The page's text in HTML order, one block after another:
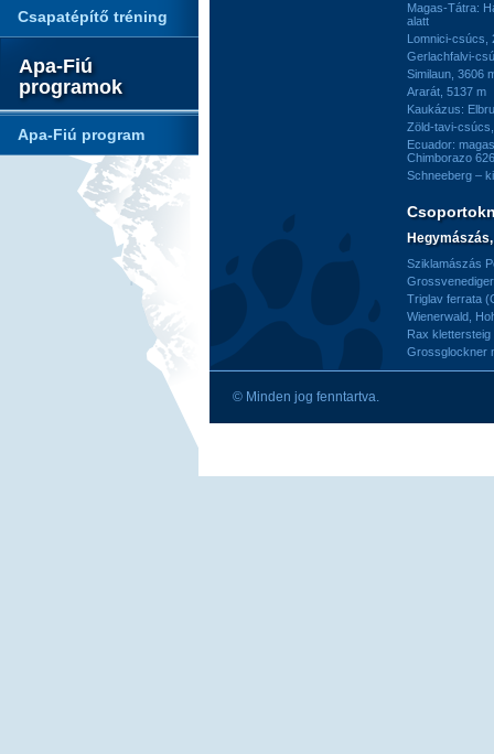
Csapatépítő tréning
Apa-Fiú
programok
Apa-Fiú program
Magas-Tátra:
alatt
Lomnici-csúcs,
Gerlachfalvi-
Similaun, 3606
Ararát, 5137 m
Kaukázus:
Zöld-tavi-
Ecuador:
Chimborazo
Schneeberg –
Sziklamászás
Triglav ferrata
Wienerwald,
Rax
Grossglockner
© Minden jog fenntartva.